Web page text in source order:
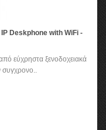
Deskphone with WiFi -
εύχρηστα ξενοδοχειακά
συγχρονο..